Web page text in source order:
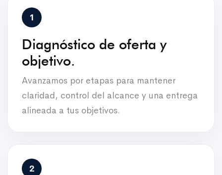
Diagnóstico de oferta y
objetivo.
Avanzamos por etapas para mantener
claridad, control del alcance y una entrega
alineada a tus objetivos.